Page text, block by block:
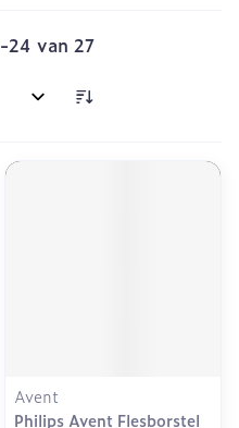
-24 van 27
Avent
Philips Avent Flesborstel